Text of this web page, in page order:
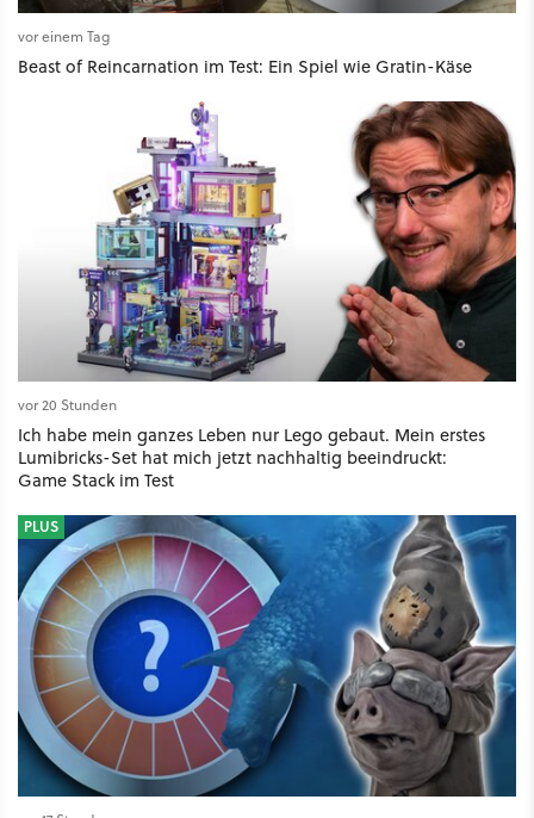
vor einem Tag
Beast of Reincarnation im Test: Ein Spiel wie Gratin-Käse
vor 20 Stunden
Ich habe mein ganzes Leben nur Lego gebaut. Mein erstes
Lumibricks-Set hat mich jetzt nachhaltig beeindruckt:
Game Stack im Test
PLUS